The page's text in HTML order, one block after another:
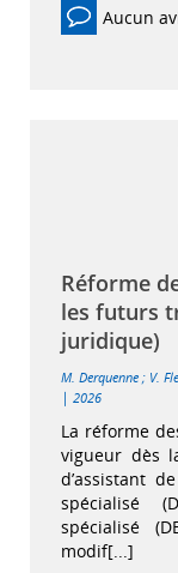
Aucun
Réforme
les futurs
juridique)
M. Derquenne ; V.
| 2026
La réforme
vigueur dès
d’assistant
spécialisé
spécialisé
modif[...]